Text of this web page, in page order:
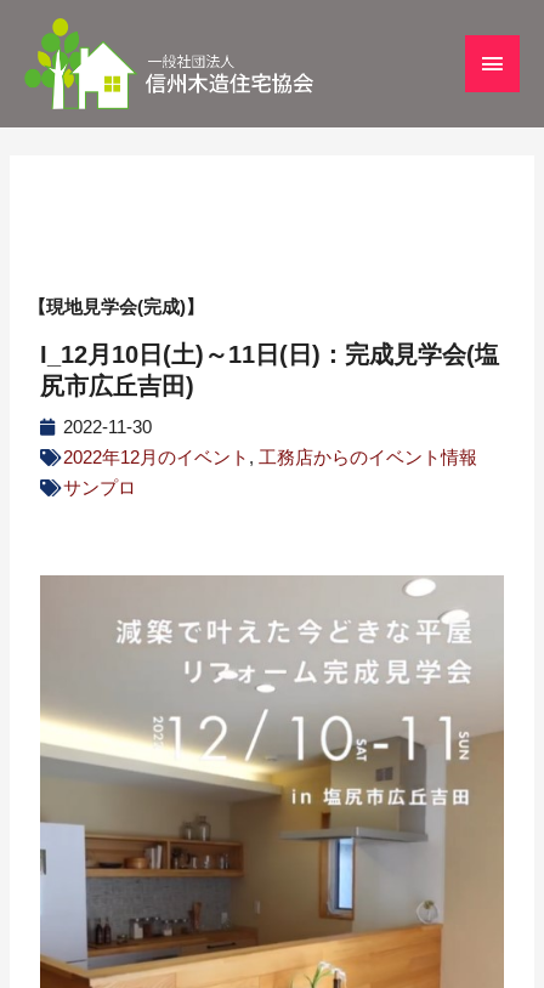
【現地見学会(完成)】
I_12月10日(土)～11日(日)：完成見学会(塩
尻市広丘吉田)
2022-11-30
2022年12月のイベント , 工務店からのイベント情報
サンプロ